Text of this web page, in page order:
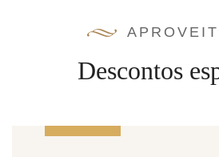
Descontos